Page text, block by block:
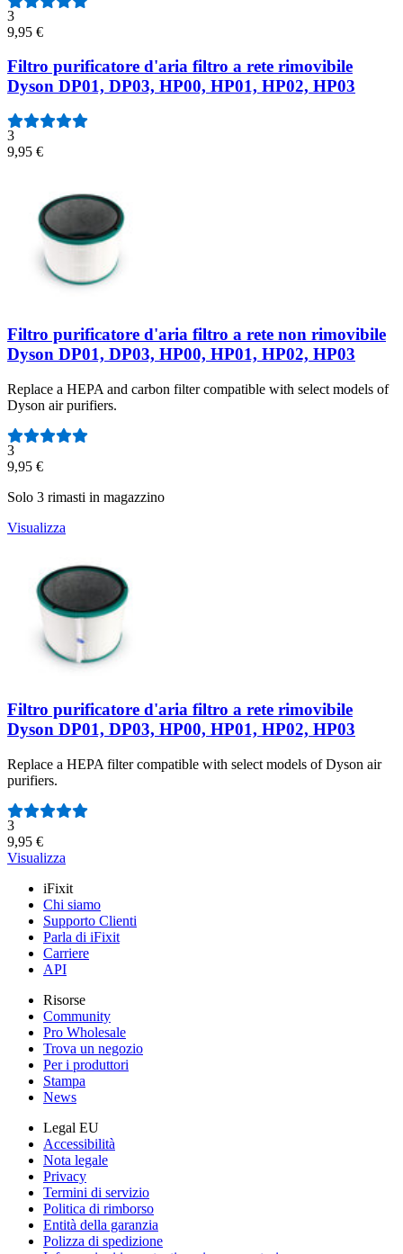
3
9,95 €
Filtro purificatore d'aria filtro a rete rimovibile
Dyson DP01, DP03, HP00, HP01, HP02, HP03
3
9,95 €
Filtro purificatore d'aria filtro a rete non rimovibile
Dyson DP01, DP03, HP00, HP01, HP02, HP03
Replace a HEPA and carbon filter compatible with select models of
Dyson air purifiers.
Numero di recensioni:
3
9,95 €
Solo 3 rimasti in magazzino
Visualizza
Filtro purificatore d'aria filtro a rete rimovibile
Dyson DP01, DP03, HP00, HP01, HP02, HP03
Replace a HEPA filter compatible with select models of Dyson air
purifiers.
Numero di recensioni:
3
9,95 €
Visualizza
iFixit
Chi siamo
Supporto Clienti
Parla di iFixit
Carriere
API
Risorse
Community
Pro Wholesale
Trova un negozio
Per i produttori
Stampa
News
Legal EU
Accessibilità
Nota legale
Privacy
Termini di servizio
Politica di rimborso
Entità della garanzia
Polizza di spedizione